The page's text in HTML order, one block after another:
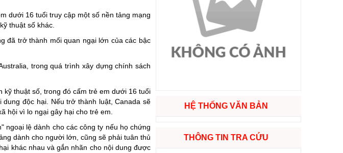
Đưa nghị quyết của Đảng vào cuộc sống
Bầu cử đại biểu Quốc hội khóa XVI và đại biểu Hội đồng nhân dân các cấp nhiệm kỳ 2026 - 2031
An toàn thông tin
Thông tin biên giới
Người Việt Nam ưu tiên dùng hàng Việt Nam
Điểm báo
dưới 16 tuổi truy cập một số nền tảng mạng
thuật số khác.
đã trở thành mối quan ngại lớn của các bậc
trong quá trình xây dựng chính sách
kỹ thuật số, trong đó cấm trẻ em dưới 16 tuổi
độc hại. Nếu trở thành luật, Canada sẽ
hội vì lo ngại gây hại cho trẻ em.
ngoại lệ dành cho các công ty nếu họ chứng
dành cho người lớn, cũng sẽ phải tuân thủ
khác nhau và gắn nhãn cho nội dung được
HỆ THỐNG VĂN BẢN
THÔNG TIN TRA CỨU